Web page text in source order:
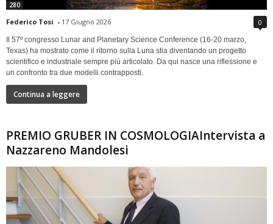
280
Federico Tosi - 17 Giugno 2026 0
Il 57º congresso Lunar and Planetary Science Conference (16-20 marzo,
Texas) ha mostrato come il ritorno sulla Luna stia diventando un progetto
scientifico e industriale sempre più articolato. Da qui nasce una riflessione e
un confronto tra due modelli contrapposti.
Continua a leggere
PREMIO GRUBER IN COSMOLOGIAIntervista a
Nazzareno Mandolesi